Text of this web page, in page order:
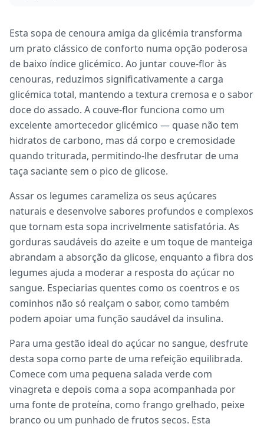
Esta sopa de cenoura amiga da glicémia transforma
um prato clássico de conforto numa opção poderosa
de baixo índice glicémico. Ao juntar couve-flor às
cenouras, reduzimos significativamente a carga
glicémica total, mantendo a textura cremosa e o sabor
doce do assado. A couve-flor funciona como um
excelente amortecedor glicémico — quase não tem
hidratos de carbono, mas dá corpo e cremosidade
quando triturada, permitindo-lhe desfrutar de uma
taça saciante sem o pico de glicose.
Assar os legumes carameliza os seus açúcares
naturais e desenvolve sabores profundos e complexos
que tornam esta sopa incrivelmente satisfatória. As
gorduras saudáveis do azeite e um toque de manteiga
abrandam a absorção da glicose, enquanto a fibra dos
legumes ajuda a moderar a resposta do açúcar no
sangue. Especiarias quentes como os coentros e os
cominhos não só realçam o sabor, como também
podem apoiar uma função saudável da insulina.
Para uma gestão ideal do açúcar no sangue, desfrute
desta sopa como parte de uma refeição equilibrada.
Comece com uma pequena salada verde com
vinagreta e depois coma a sopa acompanhada por
uma fonte de proteína, como frango grelhado, peixe
branco ou um punhado de frutos secos. Esta